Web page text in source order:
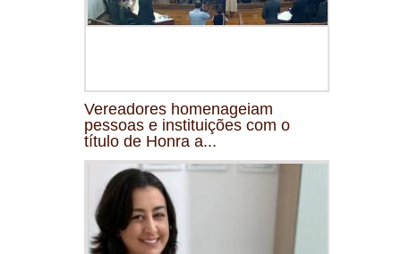
Vereadores homenageiam
pessoas e instituições com o
título de Honra a...